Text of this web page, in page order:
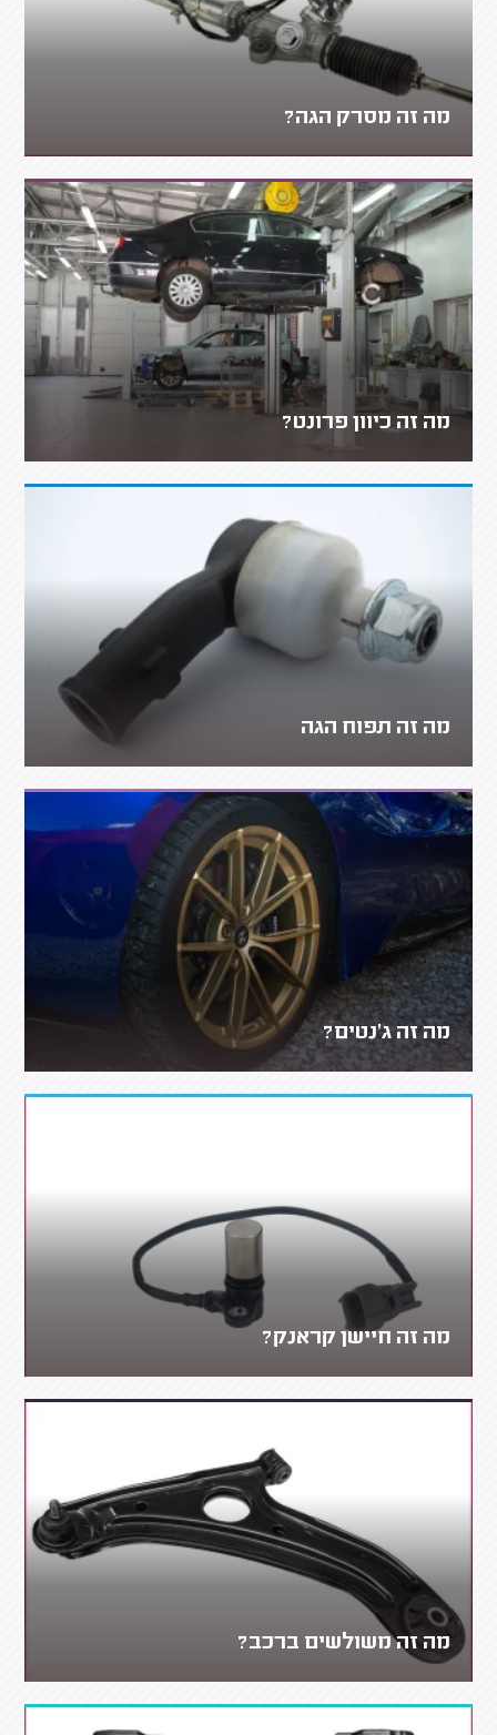
מה זה מסרק הגה?
מה זה כיוון פרונט?
מה זה תפוח הגה
מה זה ג'נטים?
מה זה חיישן קראנק?
מה זה משולשים ברכב?